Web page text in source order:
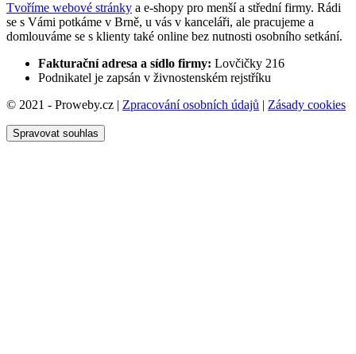
Tvoříme webové stránky a e-shopy pro menší a střední firmy. Rádi
se s Vámi potkáme v Brně, u vás v kanceláři, ale pracujeme a
domlouváme se s klienty také online bez nutnosti osobního setkání.
Fakturační adresa a sídlo firmy: Lovčičky 216
Podnikatel je zapsán v živnostenském rejstříku
© 2021 - Proweby.cz | Zpracování osobních údajů | Zásady cookies
Spravovat souhlas